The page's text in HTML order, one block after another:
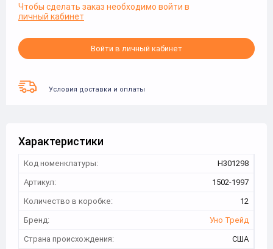
Чтобы сделать заказ необходимо войти в
личный кабинет
Войти в личный кабинет
Условия доставки и оплаты
Характеристики
Код номенклатуры:
Н301298
Артикул:
1502-1997
Количество в коробке:
12
Бренд:
Уно Трейд
Страна происхождения:
США